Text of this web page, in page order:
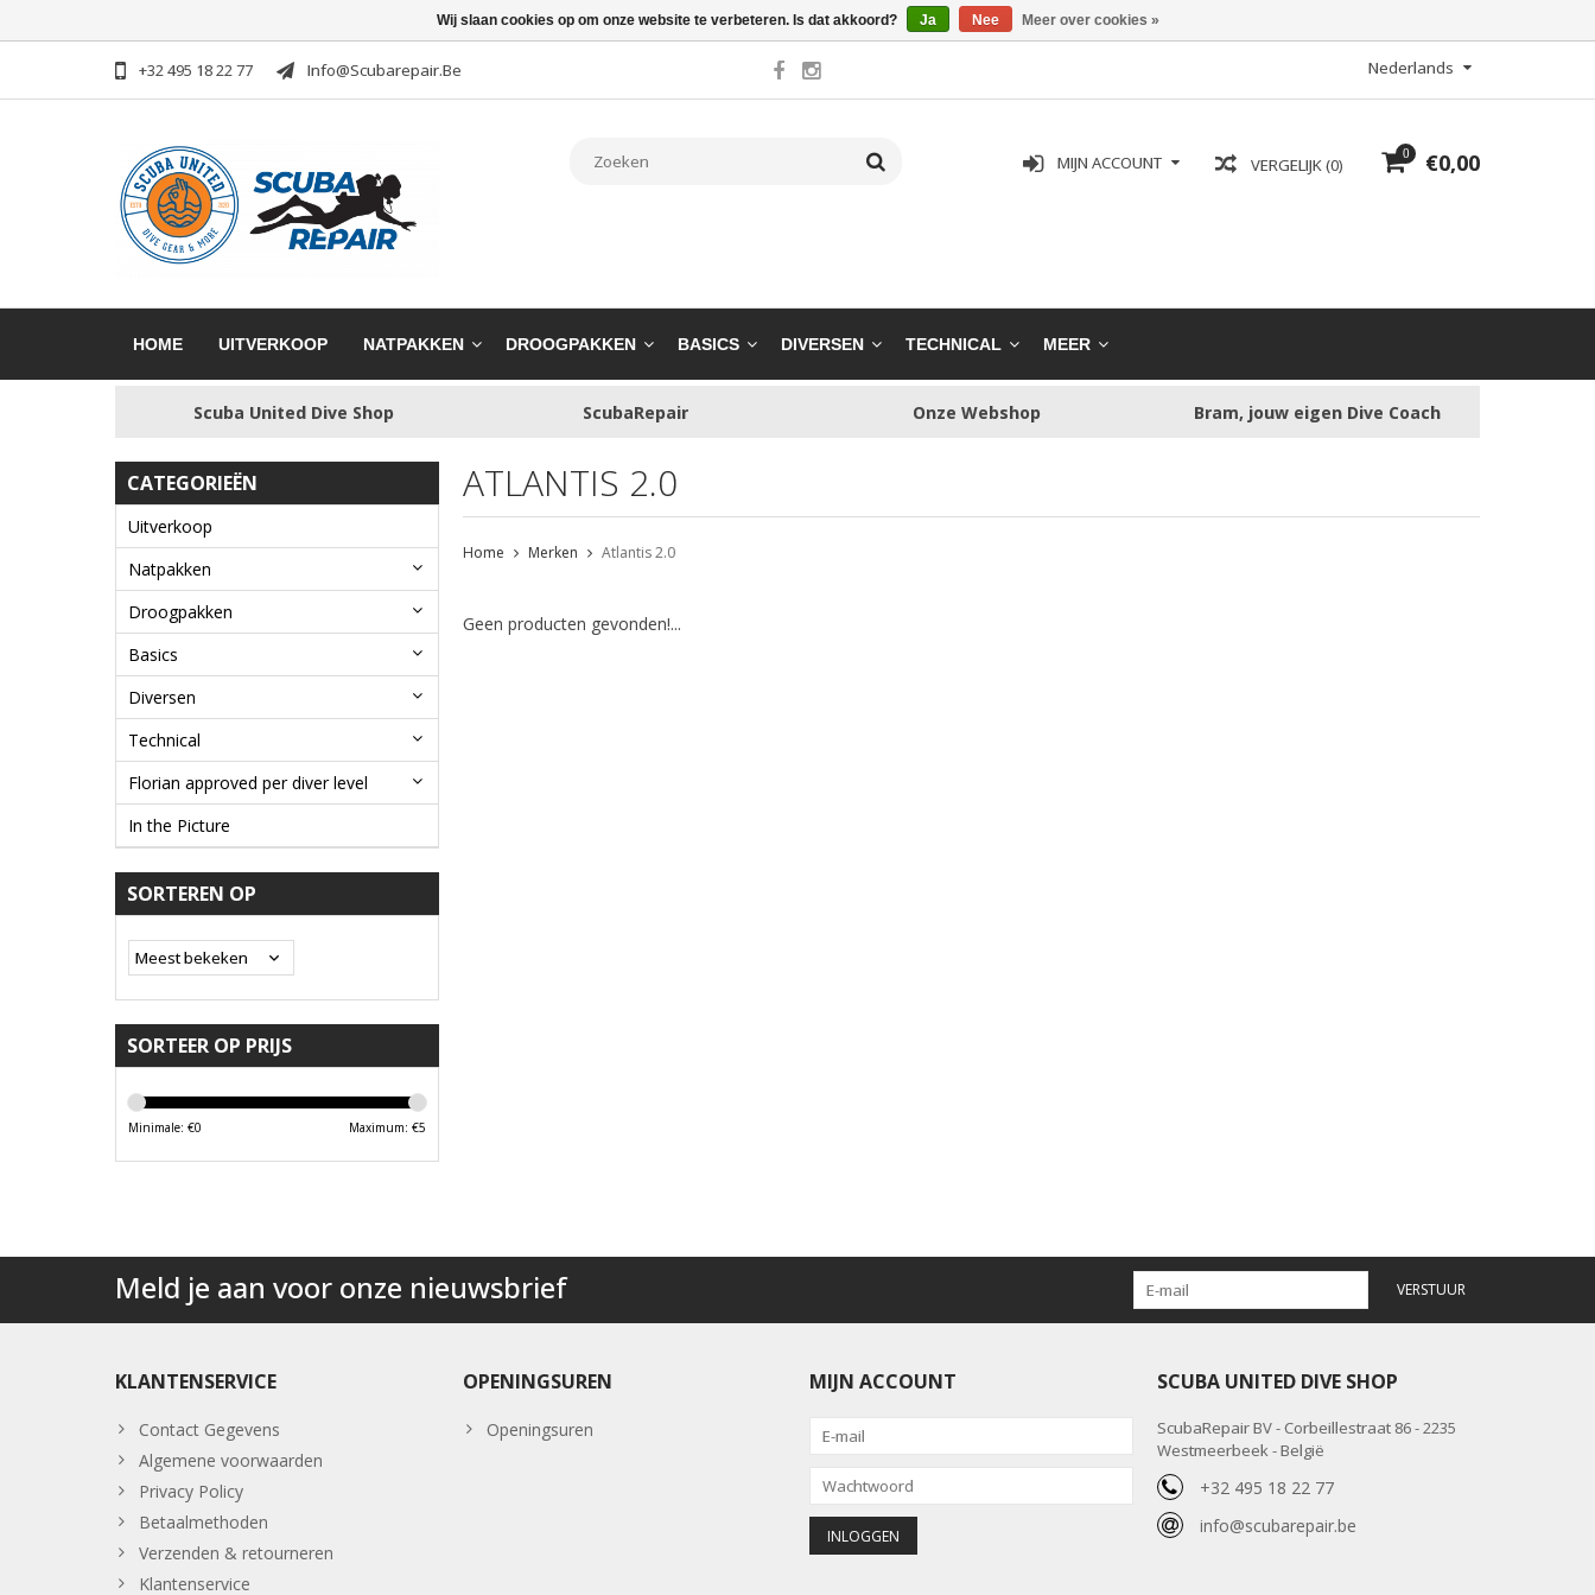
+32 495 18 22 77 Info@scubarepair.be Nederlands
0 €0,00
VERGELIJK (0)
MIJN ACCOUNT
HOME UITVERKOOP NATPAKKEN DROOGPAKKEN BASICS DIVERSEN TECHNICAL MEER
Scuba United Dive Shop ScubaRepair Onze Webshop Bram, jouw eigen Dive Coach
CATEGORIEËN
Uitverkoop
Natpakken
Droogpakken
Basics
Diversen
Technical
Florian approved per diver level
In the Picture
SORTEREN OP
SORTEER OP PRIJS
Minimale: €0 Maximum: €5
ATLANTIS 2.0
Home Merken Atlantis 2.0
Geen producten gevonden!...
Meld je aan voor onze nieuwsbrief VERSTUUR
KLANTENSERVICE
Contact Gegevens
Algemene voorwaarden
Privacy Policy
Betaalmethoden
Verzenden & retourneren
Klantenservice
OPENINGSUREN
Openingsuren
MIJN ACCOUNT SCUBA UNITED DIVE SHOP
ScubaRepair BV - Corbeillestraat 86 - 2235
Westmeerbeek - België
+32 495 18 22 77
info@scubarepair.be
Wij slaan cookies op om onze website te verbeteren. Is dat akkoord? Ja Nee Meer over cookies »